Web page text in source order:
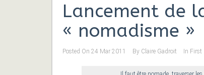
Lancement de
« nomadisme »
Posted On 24 Mar 2011 By Claire Gadroit In First